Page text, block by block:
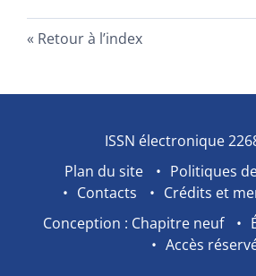
Retour à l’index
ISSN électronique
Plan du site
Politiques
Contacts
Crédits et
Conception : Chapitre neuf
Accès